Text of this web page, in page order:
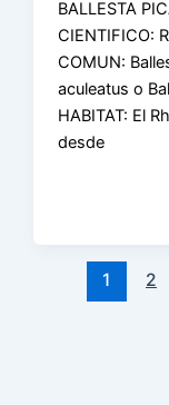
BALLESTA
CIENTIFICO:
COMUN:
aculeatus o
HABITAT: El
desde
1 2